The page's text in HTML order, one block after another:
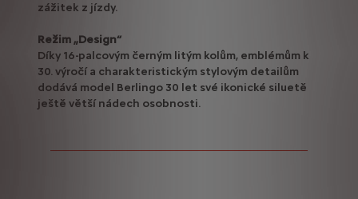
zážitek z jízdy.
Režim „Design“
Díky 16-palcovým černým litým kolům, emblémům k
30. výročí a charakteristickým stylovým detailům
dodává model Berlingo 30 let své ikonické siluetě
ještě větší nádech osobnosti.